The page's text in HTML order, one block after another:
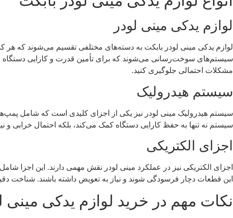
لوازم یدکی مینی لودر
لوازم یدکی مینی لودر بابکت به دسته‌های مختلفی تقسیم می‌شوند که هر
سیستم‌های سوخت‌رسانی می‌شوند که برای تأمین قدرت و کارایی دستگاه
مشکلات احتمالی جلوگیری کنید.
سیستم هیدرولیک
سیستم هیدرولیک مینی لودر نیز یکی از اجزای کلیدی است که شامل
سیستم نه تنها به حفظ کارایی دستگاه کمک می‌کند، بلکه احتمال خرابی
اجزای الکتریکی
اجزای الکتریکی نیز در عملکرد مینی لودر نقش مهمی دارند. این اجزا
این قطعات دچار فرسودگی شوند و نیاز به تعویض داشته باشند. شناخت
نکات مهم در خرید لوازم یدکی مینی